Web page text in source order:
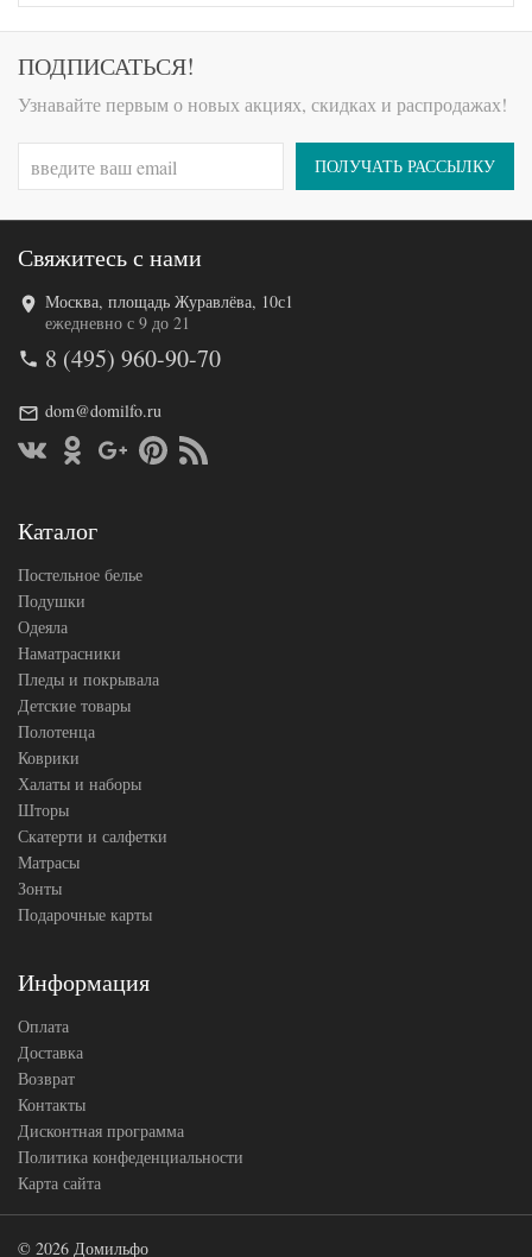
160х220
Размер
простыни
240х280
Размер
50х70
Производитель (Турция)
Код товара
570-873
Артикул
5000137
Ткань
Размер
пододеяльника
160х220
Размер
ПОДПИСАТЬСЯ!
Узнавайте первым о новых акциях, скидках и распродажах!
ПОЛУЧАТЬ РАССЫЛКУ
Свяжитесь с нами
Москва, площадь Журавлёва, 10с1
ежедневно с 9 до 21
8 (495) 960-90-70
dom@domilfo.ru
Каталог
Постельное белье
Подушки
Одеяла
Наматрасники
Пледы и покрывала
Детские товары
Полотенца
Коврики
Халаты и наборы
Шторы
Скатерти и салфетки
Матрасы
Зонты
Подарочные карты
Информация
Оплата
Доставка
Возврат
Контакты
Дисконтная программа
Политика конфеденциальности
Карта сайта
© 2026 Домильфо